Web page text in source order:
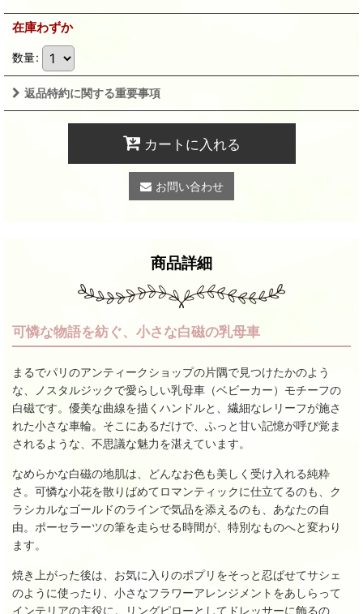
在庫わずか
数量:
返品特約に関する重要事項
カートに入れる
お問い合わせ
商品詳細
可憐な物語を紡ぐ、小さな白磁の乳母車
まるでパリのアンティークショップの片隅で見つけたかのよう
な、ノスタルジックで愛らしい乳母車（ベビーカー）モチーフの
白磁です。優美な曲線を描くハンドルと、繊細なレリーフが施さ
れた小さな車輪。そこにあるだけで、ふっと甘い記憶が呼び覚ま
されるような、不思議な魅力を湛えています。
なめらかな白磁の地肌は、どんなお色も美しく受け入れる純粋
さ。可憐な小花を散りばめてロマンティックに仕立てるのも、ク
ラシカルなゴールドのラインで気品を添えるのも、あなたの自
由。ポーセラーツの筆を走らせる時間が、特別なものへと変わり
ます。
焼き上がった後は、お気に入りのポプリをそっと忍ばせてサシェ
のように使ったり、小さなフラワーアレンジメントをあしらって
インテリアの主役に。リングピローとしてドレッサーに飾るの